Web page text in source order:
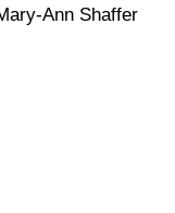
Ann Shaffer